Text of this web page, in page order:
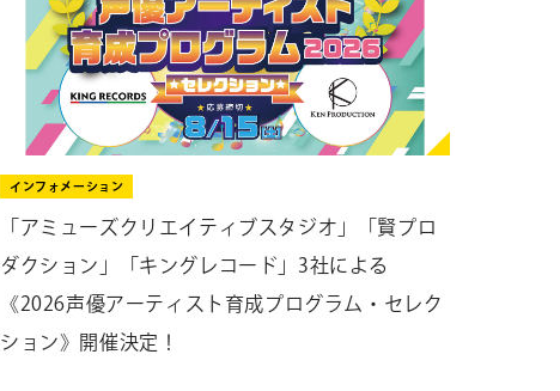
インフォメーション
「アミューズクリエイティブスタジオ」「賢プロ
ダクション」「キングレコード」3社による
《2026声優アーティスト育成プログラム・セレク
ション》開催決定！